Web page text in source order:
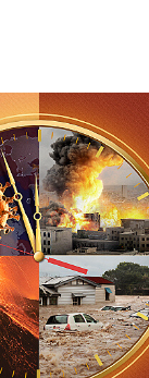
ມີຜູ້ໃດທີ່ບໍ່ປະກອບຄ
ມ່ນອົງຊົງລິດທານຸພ
ງສຸດ. ຜູ້ທີ່ຢູ່ໃນແຈ
ເຖິງວ່າຜູ້ຄົນຈະ “
ຍໃບໜ້າອັນຂີ້ຮ້າຍຂ
ໃຫ້ແຈ້ງຂຶ້ນດ້ວຍແ
ງພວກເຂົາກໍບໍ່ກ້າທີ່
ະໜາເຖິງເຮົາຍ້ອນ
ອງຊາຕານເທົ່ານັ້ນ
ຄົນມີຄວາມສົງໄສ,
ປັນຊ່ວງເວລາທີ່ມະ
າມລົ້ມເຫຼວຂອງມະ